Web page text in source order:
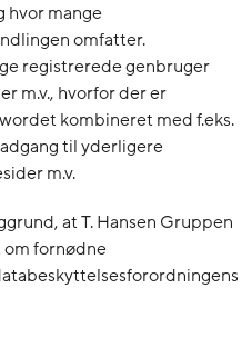
hvor mange
omfatter.
registrerede genbruger
m.v., hvorfor der er
kombineret med f.eks.
til yderligere
m.v.
at T. Hansen Gruppen
om fornødne